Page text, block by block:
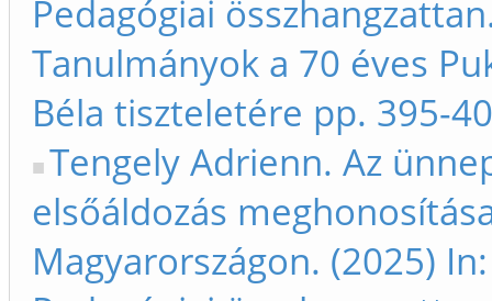
Pedagógiai
Tanulmányok a 70 éves
Béla tiszteletére pp. 395-
Tengely Adrienn. Az
elsőáldozás
Magyarországon. (2025) In: